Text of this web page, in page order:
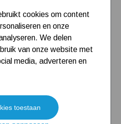
tuinpomp u nodig heeft
cookies om content
en onze
We delen
van onze website met
media, adverteren en
toestaan